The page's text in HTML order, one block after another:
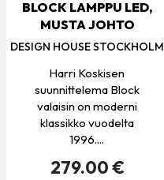
BLOCK LAMPPU LED,
MUSTA JOHTO
DESIGN HOUSE STOCKHOLM
Harri Koskisen
suunnittelema Block
valaisin on moderni
klassikko vuodelta
1996....
279.00 €